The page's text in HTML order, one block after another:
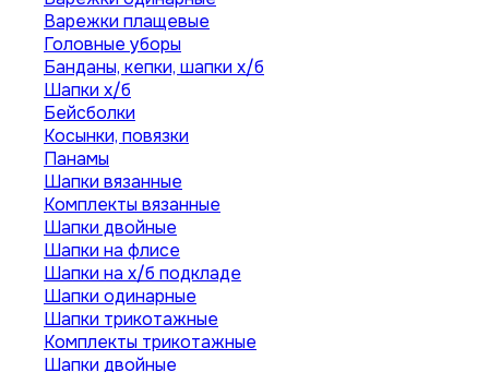
Варежки плащевые
Головные уборы
Банданы, кепки, шапки х/б
Шапки х/б
Бейсболки
Косынки, повязки
Панамы
Шапки вязанные
Комплекты вязанные
Шапки двойные
Шапки на флисе
Шапки на х/б подкладе
Шапки одинарные
Шапки трикотажные
Комплекты трикотажные
Шапки двойные